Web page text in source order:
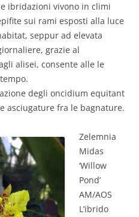
ibridazioni vivono in climi
sui rami esposti alla luce
seppur ad elevata
grazie al
alisei, consente alle le
degli oncidium equitant
asciugature fra le bagnature.
Zelemnia
Midas
‘Willow
Pond’
AM/AOS
L’ibrido